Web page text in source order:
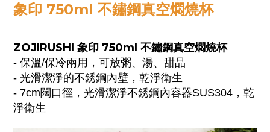
象印 750ml 不鏽鋼真空燜燒杯
ZOJIRUSHI 象印 750ml 不鏽鋼真空燜燒杯
- 保溫/保冷兩用，可放粥、湯、甜品
- 光滑潔淨的不銹鋼內壁，乾淨衛生
- 7cm闊口徑，光滑潔淨不銹鋼內容器SUS304，乾
淨衛生